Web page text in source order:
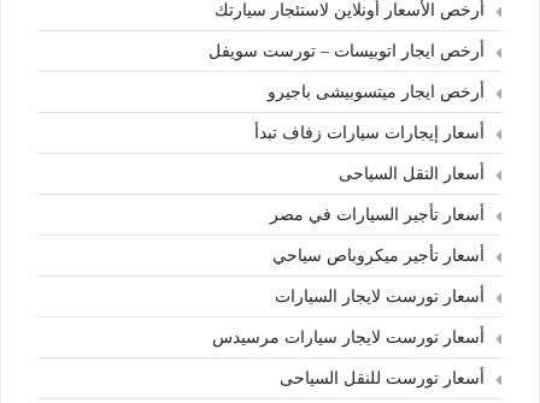
أرخص الأسعار أونلاين لاستئجار سيارتك
أرخص ايجار اتوبيسات – تورست سويفل
أرخص ايجار ميتسوبيشى باجيرو
أسعار إيجارات سيارات زفاف تبدأ
أسعار النقل السياحى
أسعار تأجير السيارات في مصر
أسعار تأجير ميكروباص سياحي
أسعار تورست لايجار السيارات
أسعار تورست لايجار سيارات مرسيدس
أسعار تورست للنقل السياحى